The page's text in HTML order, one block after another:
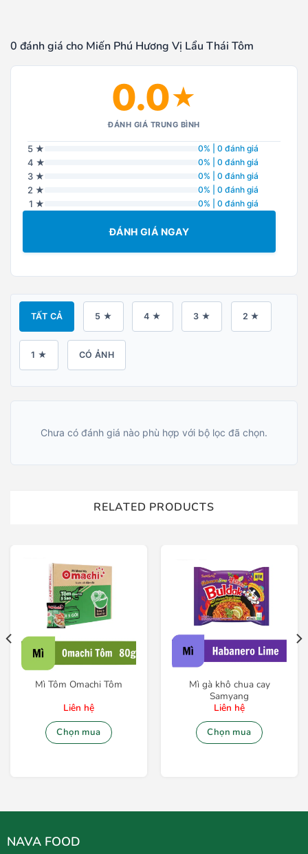
0 đánh giá cho Miến Phú Hương Vị Lẩu Thái Tôm
0.0★
ĐÁNH GIÁ TRUNG BÌNH
5 ★ 0% | 0 đánh giá
4 ★ 0% | 0 đánh giá
3 ★ 0% | 0 đánh giá
2 ★ 0% | 0 đánh giá
1 ★ 0% | 0 đánh giá
ĐÁNH GIÁ NGAY
TẤT CẢ 5 ★ 4 ★ 3 ★ 2 ★
1 ★ CÓ ẢNH
Chưa có đánh giá nào phù hợp với bộ lọc đã chọn.
RELATED PRODUCTS
Mì Tôm Omachi Tôm
Liên hệ
Chọn mua
Mì gà khô chua cay
Samyang
Liên hệ
Chọn mua
NAVA FOOD